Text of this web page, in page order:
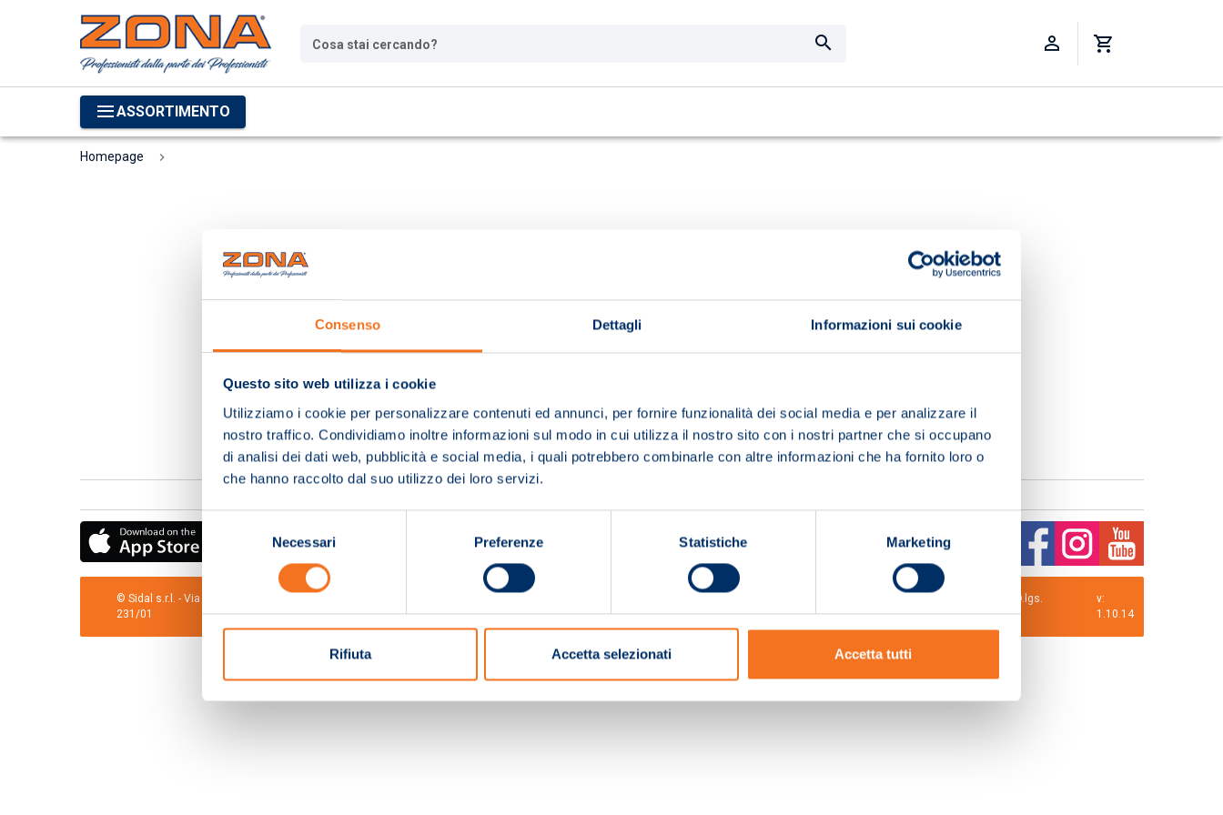
Consenso Dettagli Informazioni sui cookie
Questo sito web utilizza i cookie
Utilizziamo i cookie per personalizzare contenuti ed annunci, per fornire funzionalità dei social media e per analizzare il
nostro traffico. Condividiamo inoltre informazioni sul modo in cui utilizza il nostro sito con i nostri partner che si occupano
di analisi dei dati web, pubblicità e social media, i quali potrebbero combinarle con altre informazioni che ha fornito loro o
che hanno raccolto dal suo utilizzo dei loro servizi.
Selezione
consenso
Necessari Preferenze Statistiche Marketing
Rifiuta Accetta selezionati Accetta tutti
Cosa stai cercando?
ASSORTIMENTO
Homepage
© Sidal s.r.l. - Via S.Agostino,50, 51100 Pistoia - Cod.Fisc. e Registro Imprese Pistoia 01680210505 – R.E.A. n.155974 - Cap.Soc. € 2.000.000,00 i.v. La Società adotta il Codice Etico D.lgs.
231/01
v:
1.10.14